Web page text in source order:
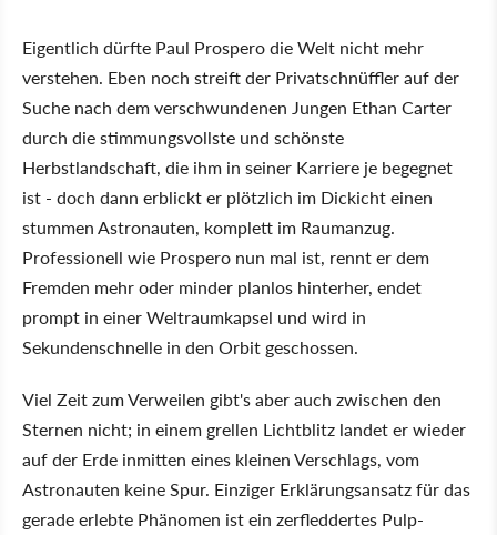
Eigentlich dürfte Paul Prospero die Welt nicht mehr
verstehen. Eben noch streift der Privatschnüffler auf der
Suche nach dem verschwundenen Jungen Ethan Carter
durch die stimmungsvollste und schönste
Herbstlandschaft, die ihm in seiner Karriere je begegnet
ist - doch dann erblickt er plötzlich im Dickicht einen
stummen Astronauten, komplett im Raumanzug.
Professionell wie Prospero nun mal ist, rennt er dem
Fremden mehr oder minder planlos hinterher, endet
prompt in einer Weltraumkapsel und wird in
Sekundenschnelle in den Orbit geschossen.
Viel Zeit zum Verweilen gibt's aber auch zwischen den
Sternen nicht; in einem grellen Lichtblitz landet er wieder
auf der Erde inmitten eines kleinen Verschlags, vom
Astronauten keine Spur. Einziger Erklärungsansatz für das
gerade erlebte Phänomen ist ein zerfleddertes Pulp-